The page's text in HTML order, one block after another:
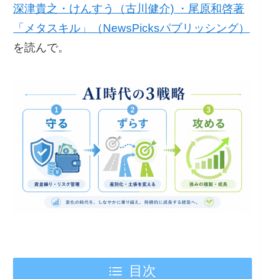
深津貴之・けんすう（古川健介) ・尾原和啓著
「メタスキル」（NewsPicksパブリッシング）
を読んで。
目次